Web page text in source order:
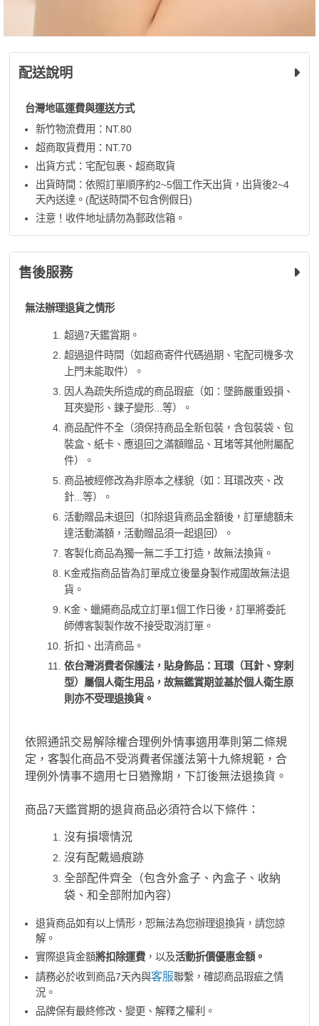
配送說明
台灣地區運費與運送方式
新竹物流費用：NT.80
超商取貨費用：NT.70
出貨方式：宅配包裹、超商取貨
出貨時間：依照訂單順序約2~5個工作天出貨，出貨後2~4
天內送達。(配送時間不包含例假日)
注意！收件地址請勿為郵政信箱。
售後服務
無法辦理退貨之情形
超過7天鑑賞期。
超過退件時間（如超商寄件代碼過期、宅配司機多次
上門未能取件）。
因人為疏失所造成的商品瑕疵（如：墜飾嚴重毀損、
耳夾變形、鍊子變形...等）。
商品配件不全（須保持商品全新包裝，含包裝袋、包
裝盒、紙卡、應退回之滿額贈品、耳堵等其他附屬配
件）。
商品被經修改為非原本之樣貌（如：耳環改夾、改
針...等）。
活動贈品未退回（扣除退貨商品金額後，訂單總額未
達活動滿額，活動贈品須一起退回）。
客製化商品為獨一無二手工打造，故無法換貨。
K金戒指商品皆為訂單成立後量身製作戒圍故無法退
貨。
K金、蠟繩商品成立訂單1個工作日後，訂單將委託
師傅客製製作故不接受取消訂單。
折扣、出清商品。
依台灣消費者保護法，貼身飾品：耳環（耳針、穿刺
型）屬個人衛生用品，故無鑑賞期並基於個人衛生原
則亦不受理退換貨。
依照通訊交易解除權合理例外情事適用準則第二條規
定，客製化商品不受消費者保護法第十九條規範，合
理例外情事不適用七日猶豫期，下訂後無法退換貨。
商品7天鑑賞期的退貨商品必須符合以下條件：
沒有損壞情況
沒有配戴過痕跡
全部配件齊全（包含外盒子、內盒子、收納
袋、和全部附加內容）
退貨商品如有以上情形，恕無法為您辦理退換貨，請您諒
解。
實際退貨金額將扣除運費，以及活動折價優惠金額。
請務必於收到商品7天內與客服聯繫，確認商品瑕疵之情
況。
品牌保有最終修改、變更、解釋之權利。